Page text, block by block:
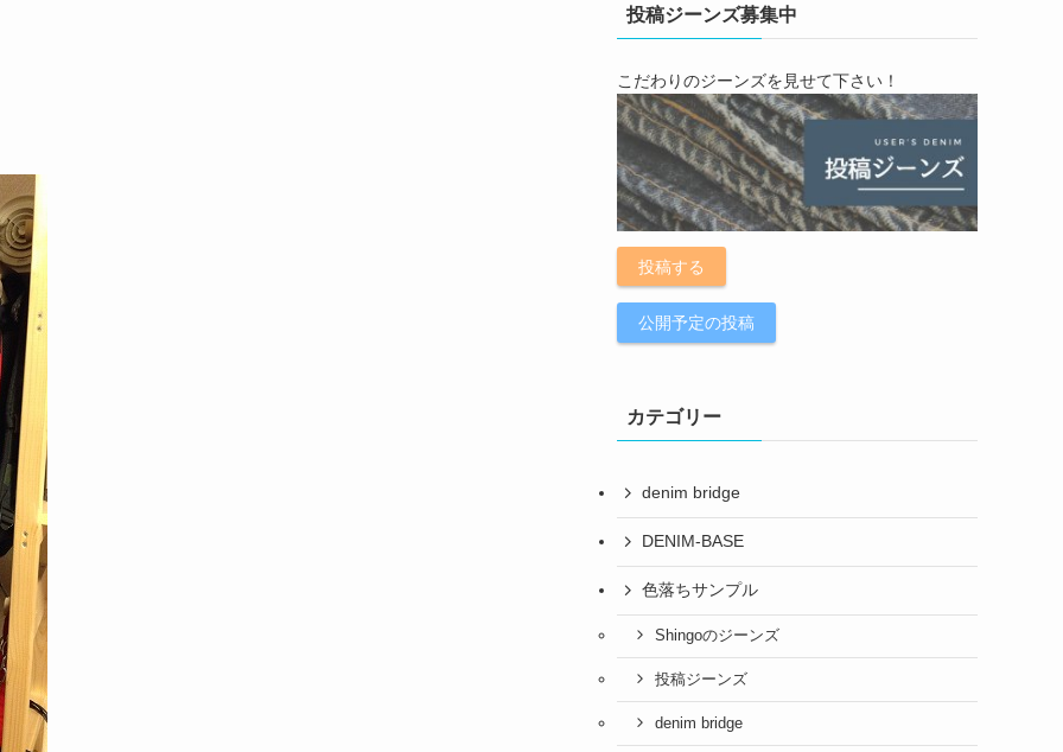
投稿ジーンズ募集中
こだわりのジーンズを見せて下さい！
投稿する
公開予定の投稿
カテゴリー
denim bridge
DENIM-BASE
色落ちサンプル
Shingoのジーンズ
投稿ジーンズ
denim bridge